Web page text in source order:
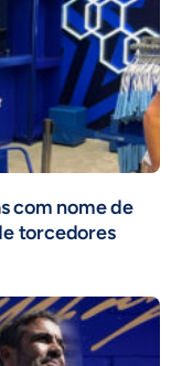
com nome de
torcedores